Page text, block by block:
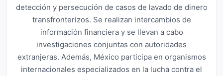
detección y persecución de casos de lavado de dinero
transfronterizos. Se realizan intercambios de
información financiera y se llevan a cabo
investigaciones conjuntas con autoridades
extranjeras. Además, México participa en organismos
internacionales especializados en la lucha contra el